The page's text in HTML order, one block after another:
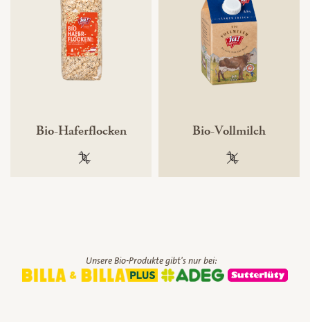
Bio-Haferflocken
100 % gentechnikfrei
Bio-Vollmilch
100 %
Unsere Bio-Produkte gibt's nur bei: